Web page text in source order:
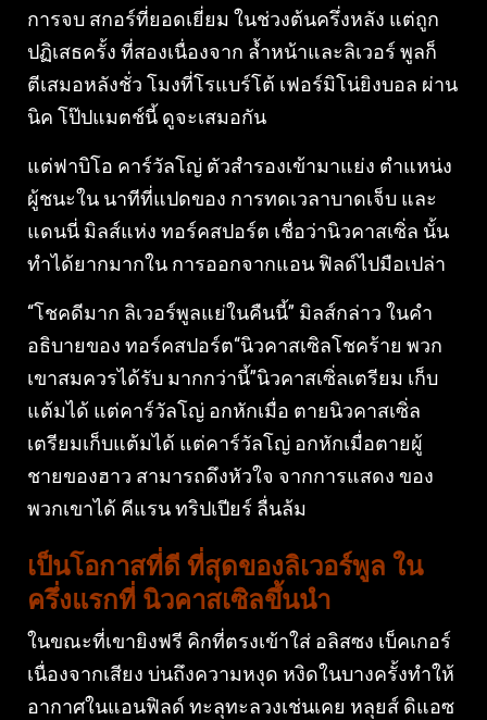
การจบ สกอร์ที่ยอดเยี่ยม ในช่วงต้นครึ่งหลัง แต่ถูก
ปฏิเสธครั้ง ที่สองเนื่องจาก ล้ำหน้าและลิเวอร์ พูลก็
ตีเสมอหลังชั่ว โมงที่โรแบร์โต้ เฟอร์มิโน่ยิงบอล ผ่าน
นิค โป๊ปแมตช์นี้ ดูจะเสมอกัน
แต่ฟาบิโอ คาร์วัลโญ่ ตัวสำรองเข้ามาแย่ง ตำแหน่ง
ผู้ชนะใน นาทีที่แปดของ การทดเวลาบาดเจ็บ และ
แดนนี่ มิลส์แห่ง ทอร์คสปอร์ต เชื่อว่านิวคาสเซิ่ล นั้น
ทำได้ยากมากใน การออกจากแอน ฟิลด์ไปมือเปล่า
“โชคดีมาก ลิเวอร์พูลแย่ในคืนนี้” มิลส์กล่าว ในคำ
อธิบายของ ทอร์คสปอร์ต“นิวคาสเซิลโชคร้าย พวก
เขาสมควรได้รับ มากกว่านี้”นิวคาสเซิ่ลเตรียม เก็บ
แต้มได้ แต่คาร์วัลโญ่ อกหักเมื่อ ตายนิวคาสเซิ่ล
เตรียมเก็บแต้มได้ แต่คาร์วัลโญ่ อกหักเมื่อตายผู้
ชายของฮาว สามารถดึงหัวใจ จากการแสดง ของ
พวกเขาได้ คีแรน ทริปเปียร์ ลื่นล้ม
เป็นโอกาสที่ดี ที่สุดของลิเวอร์พูล ใน
ครึ่งแรกที่ นิวคาสเซิลขึ้นนำ
ในขณะที่เขายิงฟรี คิกที่ตรงเข้าใส่ อลิสซง เบ็คเกอร์
เนื่องจากเสียง บ่นถึงความหงุด หงิดในบางครั้งทำให้
อากาศในแอนฟิลด์ ทะลุทะลวงเช่นเคย หลุยส์ ดิแอซ